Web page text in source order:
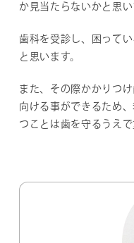
か見当たらないかと思い
歯科を受診し、困って
と思います。
また、その際かかりつ
向ける事ができるため
つことは歯を守るうえで